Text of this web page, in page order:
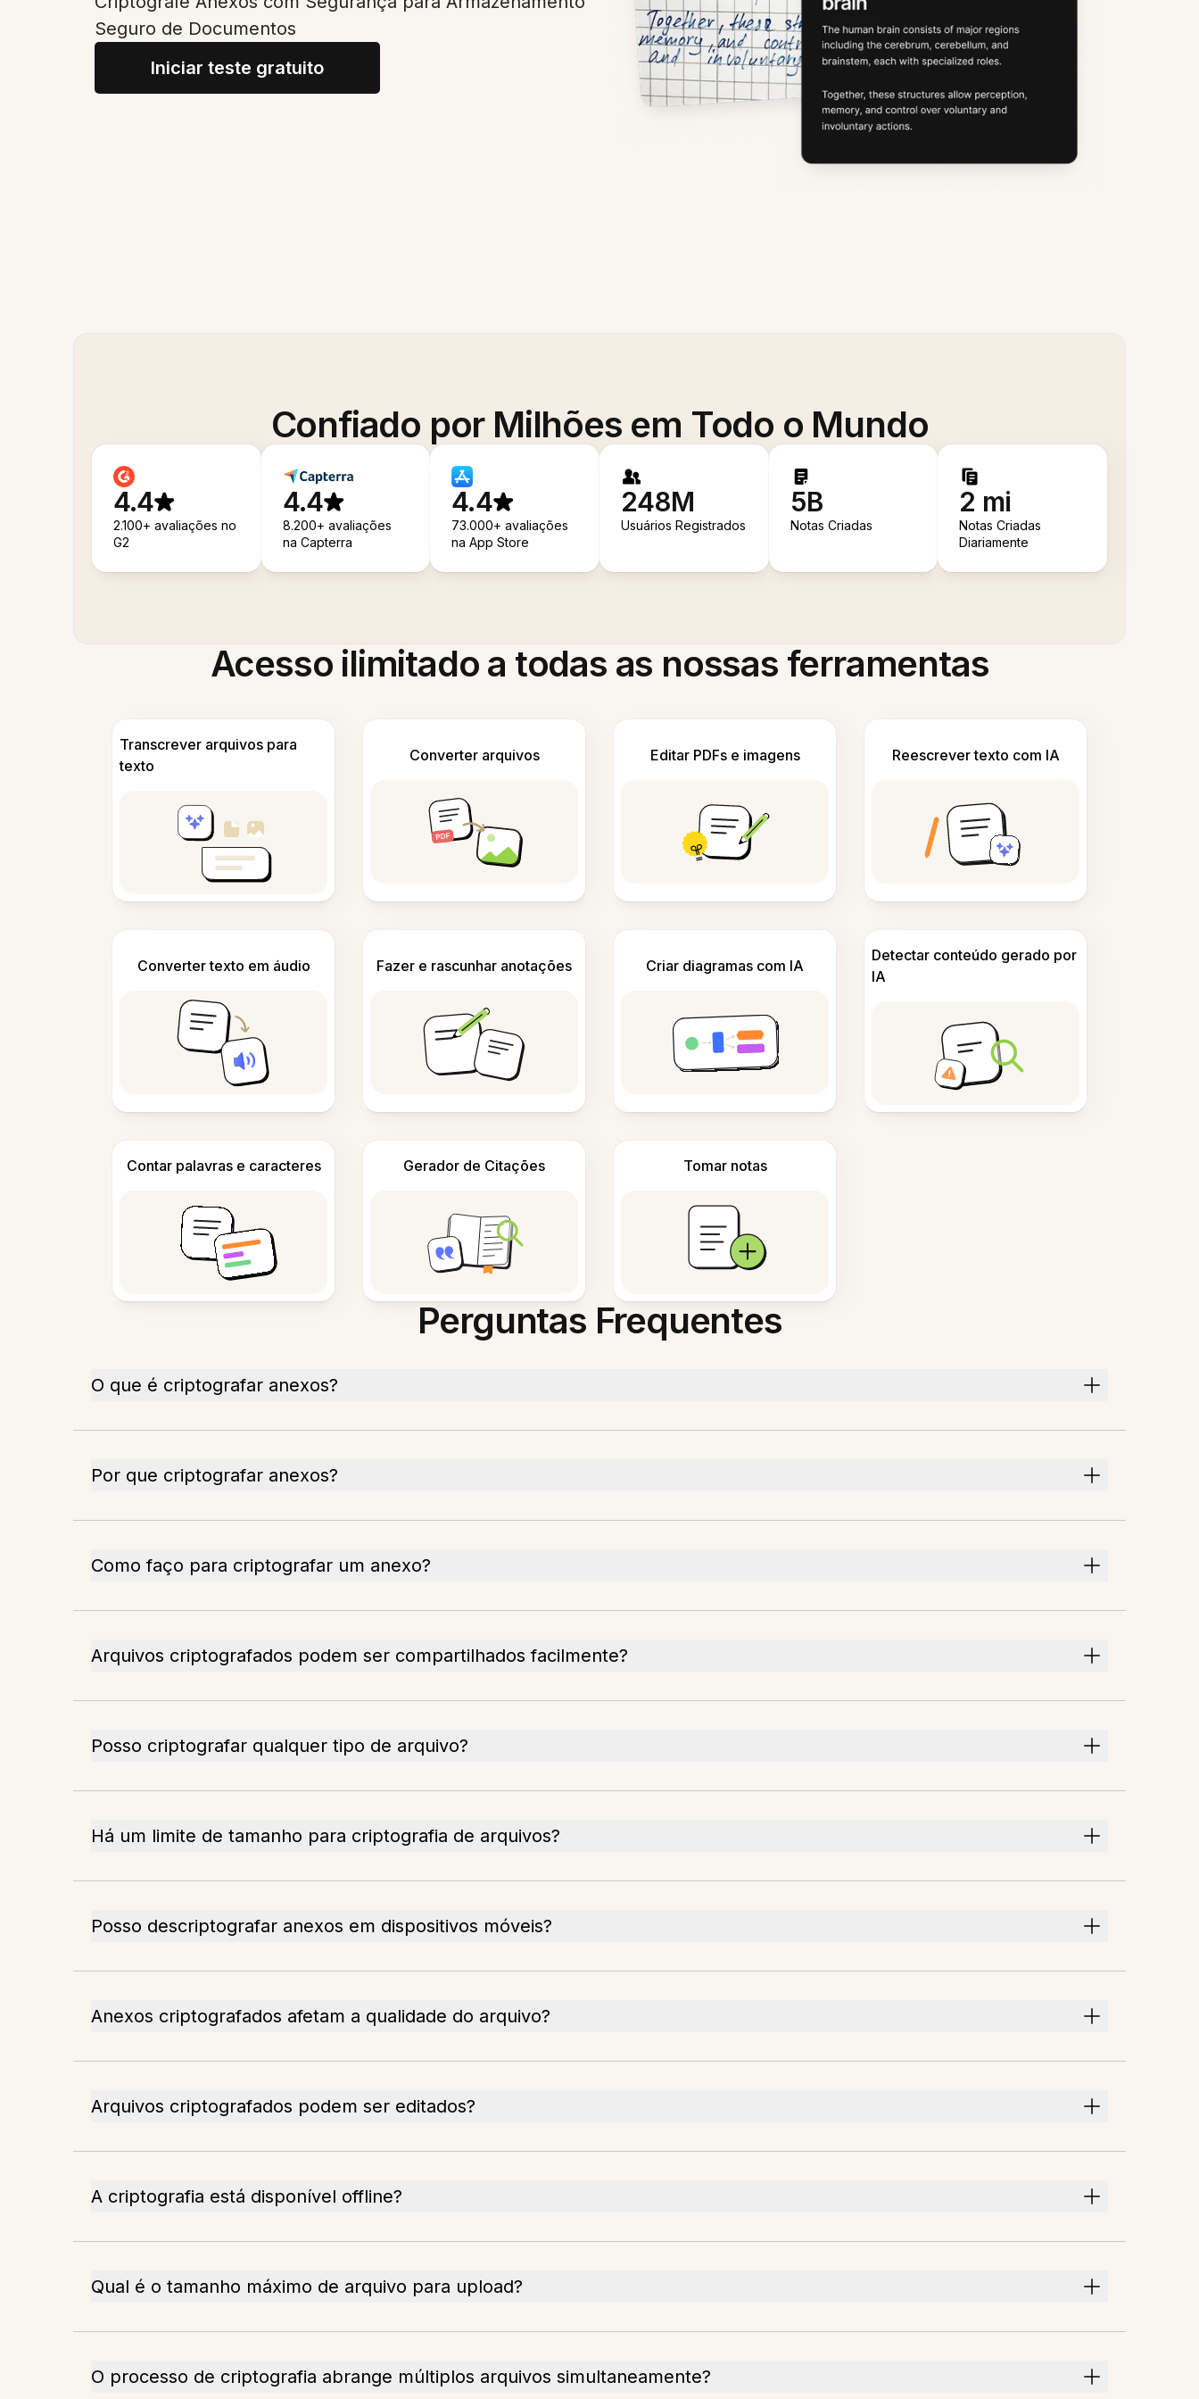
Seguro de Documentos
Iniciar teste gratuito
Confiado por Milhões em Todo o Mundo
4.4
2.100+ avaliações no
G2
4.4
8.200+ avaliações
na Capterra
4.4
73.000+ avaliações
na App Store
248M
Usuários Registrados
5B
Notas Criadas
2 mi
Notas Criadas
Diariamente
Acesso ilimitado a todas as nossas ferramentas
Transcrever arquivos para
texto
Converter arquivos Editar PDFs e imagens Reescrever texto com IA
Converter texto em áudio Fazer e rascunhar anotações Criar diagramas com IA
Detectar conteúdo gerado por
IA
Contar palavras e caracteres Gerador de Citações Tomar notas
Perguntas Frequentes
O que é criptografar anexos?
Por que criptografar anexos?
Como faço para criptografar um anexo?
Arquivos criptografados podem ser compartilhados facilmente?
Posso criptografar qualquer tipo de arquivo?
Há um limite de tamanho para criptografia de arquivos?
Posso descriptografar anexos em dispositivos móveis?
Anexos criptografados afetam a qualidade do arquivo?
Arquivos criptografados podem ser editados?
A criptografia está disponível offline?
Qual é o tamanho máximo de arquivo para upload?
O processo de criptografia abrange múltiplos arquivos simultaneamente?